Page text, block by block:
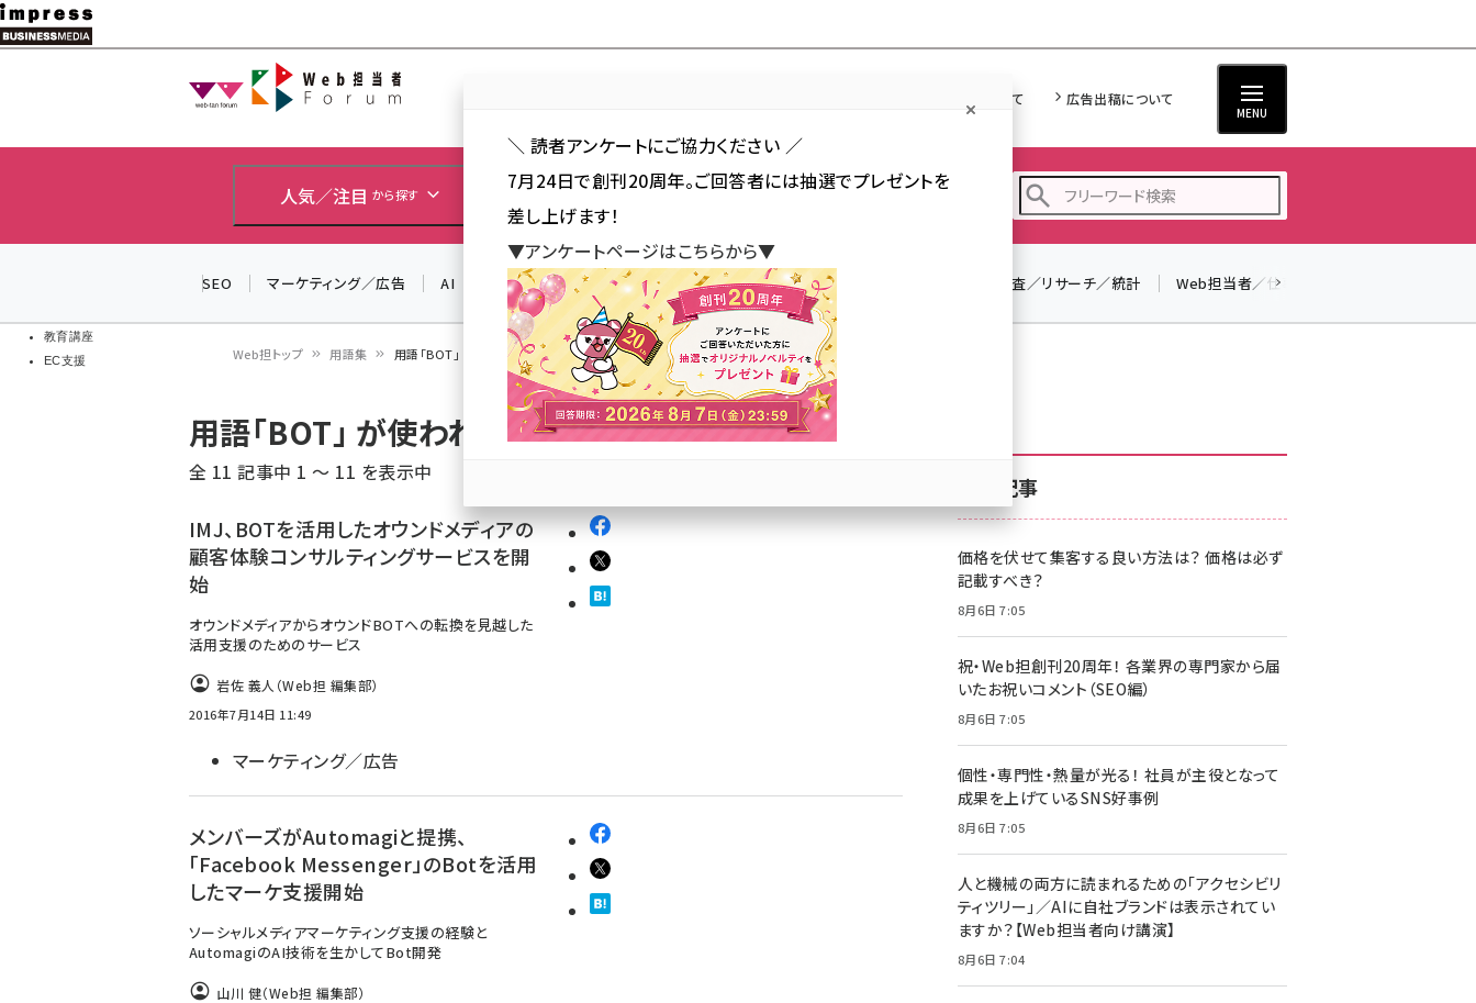
メ
イ
教育講座
EC支援
Web担当者Forum
Web担について 広告出稿について
MENU
人気／注目 から探す カテゴリ／種別 から探す セミナー／イベント から探す
z世代 (1622)
meo (1275)
SEO マーケティング／広告 AI SNS アクセス解析／データ分析 サイト制作／デザイン 調査／リサーチ／統計 Web担当者／仕事
ン
く
ず
Web担トップ 用語集 用語「BOT」 が使われている記事の一覧
用語「BOT」 が使われている記事の一覧
全 11 記事中 1 ～ 11 を表示中
IMJ、BOTを活用したオウンドメディアの
顧客体験コンサルティングサービスを開
始
オウンドメディアからオウンドBOTへの転換を見越した
活用支援のためのサービス
岩佐 義人（Web担 編集部）
2016年7月14日 11:49
マーケティング／広告
メンバーズがAutomagiと提携、
「Facebook Messenger」のBotを活用
したマーケ支援開始
ソーシャルメディアマーケティング支援の経験と
AutomagiのAI技術を生かしてBot開発
山川 健（Web担 編集部）
新着記事
価格を伏せて集客する良い方法は？ 価格は必ず
記載すべき？
8月6日 7:05
祝・Web担創刊20周年！ 各業界の専門家から届
いたお祝いコメント（SEO編）
8月6日 7:05
個性・専門性・熱量が光る！ 社員が主役となって
成果を上げているSNS好事例
8月6日 7:05
人と機械の両方に読まれるための「アクセシビリ
ティツリー」／AIに自社ブランドは表示されてい
ますか？【Web担当者向け講演】
8月6日 7:04
＼ 読者アンケートにご協力ください ／
7月24日で創刊20周年。ご回答者には抽選でプレゼントを
差し上げます！
▼アンケートページはこちらから▼